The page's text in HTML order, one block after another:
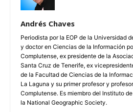
Andrés Chaves
Periodista por la EOP de la Universidad
y doctor en Ciencias de la Información
Complutense, ex presidente de la
Santa Cruz de Tenerife, ex
de la Facultad de Ciencias de la
La Laguna y su primer profesor y
Complutense. Es miembro del Instituto
la National Geographic Society.